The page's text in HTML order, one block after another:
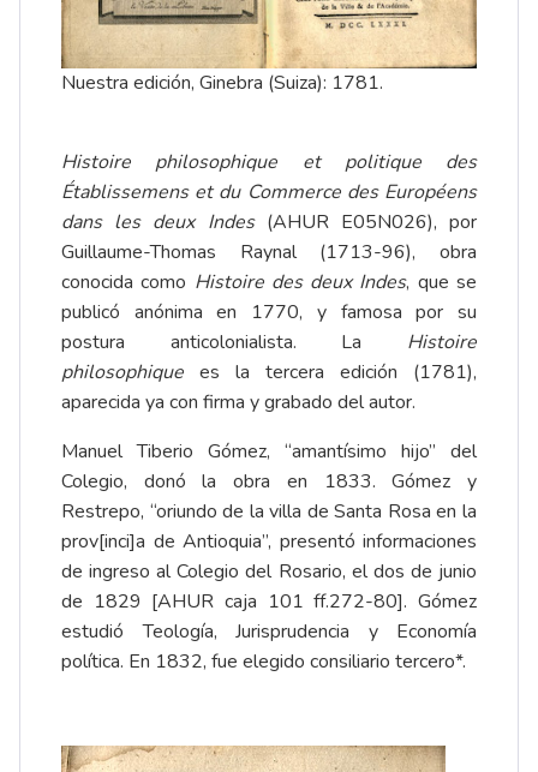
Nuestra edición, Ginebra (Suiza): 1781.
Histoire philosophique et politique des
Établissemens et du Commerce des Européens
dans les deux Indes(AHUR E05N026), por
Guillaume-Thomas Raynal (1713-96), obra
conocida como Histoire des deux Indes, que se
publicó anónima en 1770, y famosa por su
postura anticolonialista. La Histoire
philosophique es la tercera edición (1781),
aparecida ya con firma y grabado del autor.
Manuel Tiberio Gómez, “amantísimo hijo” del
Colegio, donó la obra en 1833. Gómez y
Restrepo, “oriundo de la villa de Santa Rosa en la
prov[inci]a de Antioquia”, presentó informaciones
de ingreso al Colegio del Rosario, el dos de junio
de 1829 [AHUR caja 101 ff.272-80]. Gómez
estudió Teología, Jurisprudencia y Economía
política. En 1832, fue elegido consiliario tercero*.